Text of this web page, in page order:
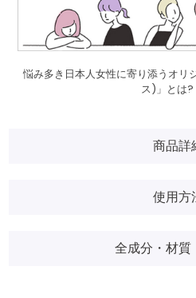
悩み多き日本人女性に寄り添うオ
ス)」とは?
商品詳
使用方
全成分・材質